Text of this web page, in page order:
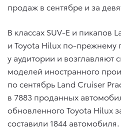
продаж в сентябре и за
В классах SUV-E и пикапов
и Toyota Hilux по-прежнему
у аудитории и возглавляют
моделей иностранного
по сентябрь Land Cruiser
в 7883 проданных
обновленного Toyota Hilux
составили 1844